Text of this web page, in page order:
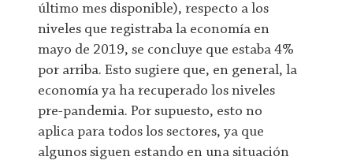
último mes disponible), respecto a los
niveles que registraba la economía en
mayo de 2019, se concluye que estaba 4%
por arriba. Esto sugiere que, en general, la
economía ya ha recuperado los niveles
pre-pandemia. Por supuesto, esto no
aplica para todos los sectores, ya que
algunos siguen estando en una situación